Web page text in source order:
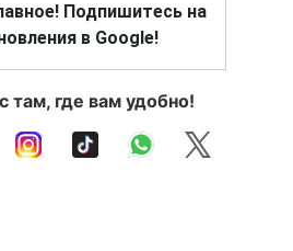
Подпишитесь на
в Google!
там, где вам удобно!